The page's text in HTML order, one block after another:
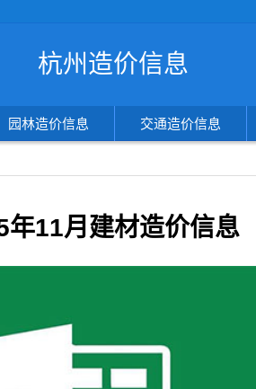
杭州造价信息
园林造价信息 交通造价信息
年11月建材造价信息